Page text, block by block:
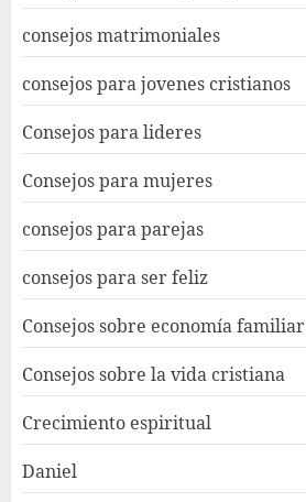
consejos matrimoniales
consejos para jovenes cristianos
Consejos para lideres
Consejos para mujeres
consejos para parejas
consejos para ser feliz
Consejos sobre economía familiar
Consejos sobre la vida cristiana
Crecimiento espiritual
Daniel